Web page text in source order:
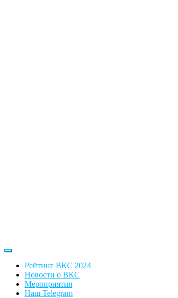
Рейтинг ВКС 2024
Новости о ВКС
Мероприятия
Наш Telegram